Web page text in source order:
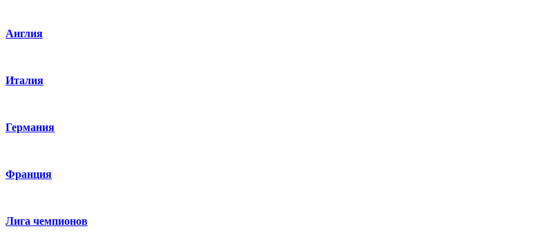
Англия
Италия
Германия
Франция
Лига чемпионов